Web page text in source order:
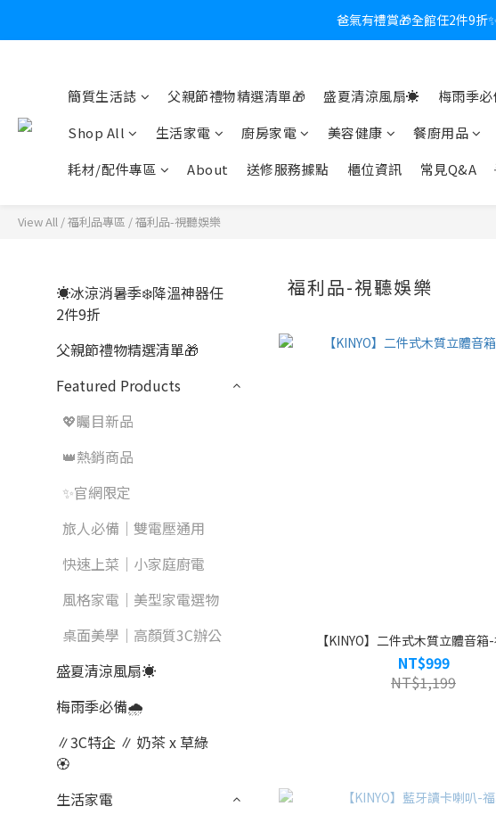
新
爸氣有禮賞🎁全館任2件9折
新
簡質生活誌 父親節禮物精選清單🎁 盛夏清涼風扇☀️ 梅雨季
Shop All
生活家電 廚房家電 美容健康 餐廚用品
耗材/配件專區
About 送修服務據點 櫃位資訊 常見Q&A
View All /福利品專區 /福利品-視聽娛樂
☀️冰涼消暑季❄️降溫神器任
2件9折
父親節禮物精選清單🎁
Featured Products
💖矚目新品
👑熱銷商品
✨官網限定
旅人必備｜雙電壓通用
快速上菜｜小家庭廚電
風格家電｜美型家電選物
桌面美學｜高顏質3C辦公
盛夏清涼風扇☀️
梅雨季必備🌧️
∥3C特企 ∥ 奶茶 x 草綠
🏵
生活家電
福利品-視聽娛樂
【KINYO】二件式木質立體音箱
NT$999
NT$1,199